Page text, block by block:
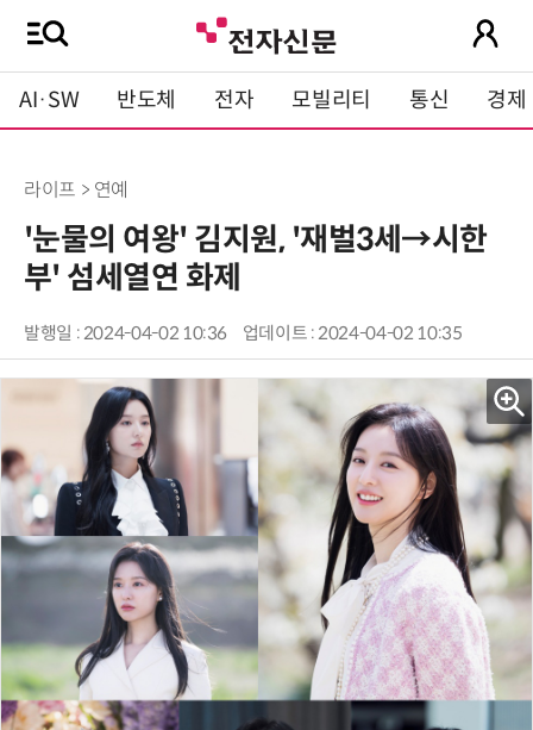
AI·SW 반도체 전자 모빌리티 통신 경제
라이프 > 연예
'눈물의 여왕' 김지원, '재벌3세→시한
부' 섬세열연 화제
발행일 : 2024-04-02 10:36 업데이트 : 2024-04-02 10:35